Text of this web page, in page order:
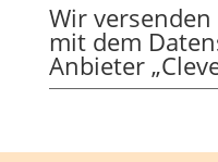
Wir
mit dem
Anbieter